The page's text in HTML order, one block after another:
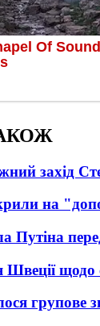
захід
на
Путіна
Швеції щодо
групове